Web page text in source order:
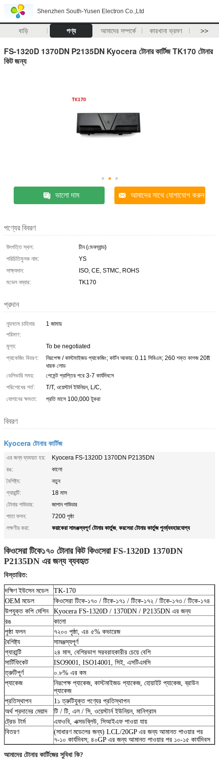
Shenzhen South-Yusen Electron Co.,Ltd
বাড়ি পণ্য আমাদের সম্পর্কে কারখানা ভ্রমণ >>
FS-1320D 1370DN P2135DN Kyocera টোনার কার্টিজ TK170 টোনার
কিট জন্য
ভালো দাম আমাদের সাথে যোগাযোগ করুন
পণ্যের বিবরণ
উৎপত্তি স্থল:
চীন (মেনল্যান্ড)
পরিচিতিমুলক নাম:
YS
সাক্ষ্যদান:
ISO, CE, STMC, ROHS
মডেল নম্বার:
TK170
প্রদান
ন্যূনতম চাহিদার
পরিমাণ:
1 জামায়
মূল্য:
To be negotiated
প্যাকেজিং বিবরণ:
নিরপেক্ষ / কাস্টমাইজড প্যাকেজিং; কার্টন আকার: 0.11 সিবিএম; 260 শক্ত কাগজ 20ft
ধারক লোড
ডেলিভারি সময়:
পেমেন্ট প্রাপ্তির পরে 3-7 কার্যদিবসে
পরিশোধের শর্ত:
T/T, ওয়েস্টার্ন ইউনিয়ন, L/C,
যোগানের ক্ষমতা:
প্রতি মাসে 100,000 টুকরা
বিবরণ
Kyocera টোনার কার্টিজ
এর জন্য ব্যবহৃত হয়:
Kyocera FS-1320D 1370DN P2135DN
রঙ:
কালো
বৈশিষ্ট্য:
নতুন
গ্যারান্টি:
18 মাস
টোনার পাউডার:
জাপান পাউডার
পাতা ফলন:
7200 পৃষ্ঠা
লক্ষণীয় করা:
কয়াকেরা সামঞ্জস্যপূর্ণ টোনার কার্তুজ, কয়সেরা টোনার কার্তুজ পুনর্ব্যবহারযোগ্য
কিওসেরা টিকে১৭০ টোনার কিট কিওসেরা FS-1320D 1370DN
P2135DN এর জন্য ব্যবহৃত
বিস্তারিত:
দক্ষিণ ইউসেন মডেল
TK-170
OEM মডেল
কিওসেরা টিকে-১৭০ / টিকে-১৭১ / টিকে-১৭২ / টিকে-১৭৩ / টিকে-১৭৪
উপযুক্ত কপি মেশিন
Kyocera FS-1320D / 1370DN / P2135DN এর জন্য
রঙ
কালো
পৃষ্ঠা ফলন
৭২০০ পৃষ্ঠা, এ৪ ৫% কভারেজ
বৈশিষ্ট্য
সামঞ্জস্যপূর্ণ
গ্যারান্টি
২৪ মাস, বেশিরভাগ সরবরাহকারীর চেয়ে বেশি
সার্টিফিকেট
ISO9001, ISO14001, সিই, এসটিএমসি
ত্রুটিপূর্ণ
০.৮% এর কম
প্যাকেজ
নিরপেক্ষ প্যাকেজ, কাস্টমাইজড প্যাকেজ, হোয়াইট প্যাকেজ, ব্রাউন
প্যাকেজ
প্রতিস্থাপন
1১ ত্রুটিযুক্ত পণ্যের প্রতিস্থাপন
অর্থ প্রদানের মেয়াদ
টি / টি, এল / সি, ওয়েস্টার্ন ইউনিয়ন, মানিগ্রাম
ট্রেড টার্ম
এফওবি, এক্সডব্লিউ, সিআইএফ পাওয়া যায়
বিতরণ
(সাধারণ মডেলের জন্য) LCL/20GP এর জন্য আমানত পাওয়ার পর
৭-১০ কার্যদিবস; ৪০GP এর জন্য আমানত পাওয়ার পর ১০-১৫ কার্যদিবস
আমাদের টোনার কার্টিজের সুবিধা কি?